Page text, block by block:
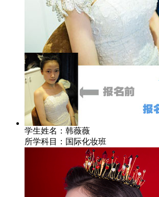
学生姓名：韩薇薇
所学科目：国际化妆班